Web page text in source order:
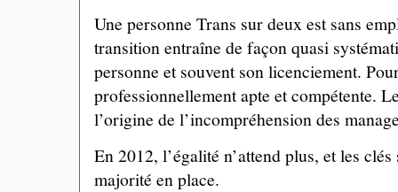
Une personne Trans sur deux est sans
transition entraîne de façon quasi
personne et souvent son licenciement.
professionnellement apte et compétente.
l’origine de l’incompréhension des
En 2012, l’égalité n’attend plus, et les
majorité en place.